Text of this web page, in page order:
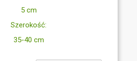
5 cm
Szerokość:
35-40 cm